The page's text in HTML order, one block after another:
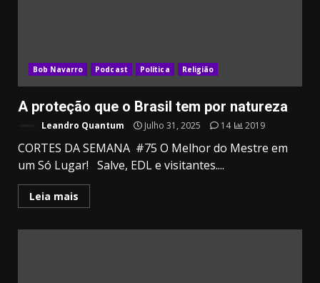
Bob Navarro Podcast Política Religião
A proteção que o Brasil tem por natureza
Leandro Quantum Julho 31, 2025 14 2019
CORTES DA SEMANA #75 O Melhor do Mestre em
um Só Lugar! Salve, EDL e visitantes....
Leia mais